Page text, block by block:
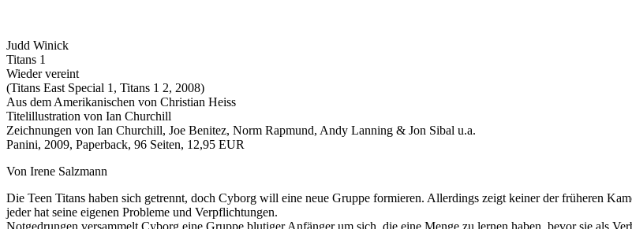
Judd Winick
Titans 1
Wieder vereint
(Titans East Special 1, Titans 1 2, 2008)
Aus dem Amerikanischen von Christian Heiss
Titelillustration von Ian Churchill
Zeichnungen von Ian Churchill, Joe Benitez, Norm Rapmund, Andy Lanning & Jon Sibal u.a.
Panini, 2009, Paperback, 96 Seiten, 12,95 EUR
Von Irene Salzmann
Die Teen Titans haben sich getrennt, doch Cyborg will eine neue Gruppe formieren. Allerdings zeigt keiner der früheren
jeder hat seine eigenen Probleme und Verpflichtungen.